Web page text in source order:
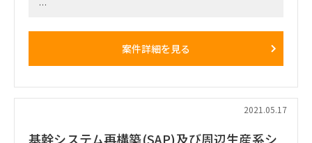
行（講師と受講者の決定、
２、トレーニング実施前（8月初旬）及びトレーニングキック
オフ（9月末）の説明会資料作成と説明会フォロー（8月初旬
案件詳細を見る
2021.05.17
基幹システム再構築(SAP)及び周辺生産系シ